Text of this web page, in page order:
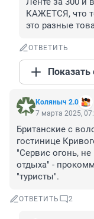
КАЖЕТСЯ, что
это разные
ОТВЕТИТЬ
Показать
Коляныч 2.0
7 марта 2025,
Британские с
гостинице
"Сервис огонь,
отдыха" -
"туристы".
ОТВЕТИТЬ 2